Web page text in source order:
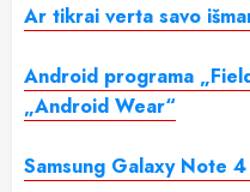
Ar tikrai verta savo
Android programa
„Android Wear“
Samsung Galaxy Note